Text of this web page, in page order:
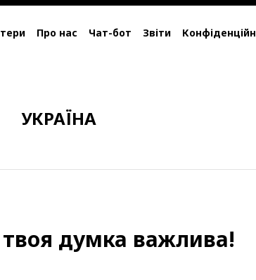
Про нас Чат-бот Звіти
УКРАЇНА
думка важлива!